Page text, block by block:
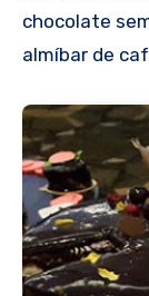
chocolate
almíbar de